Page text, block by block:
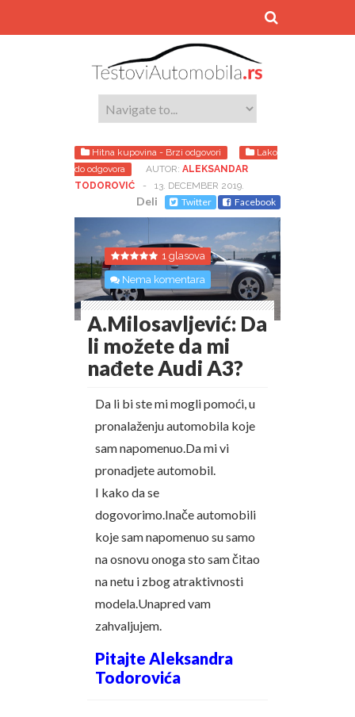
Hitna kupovina - Brzi odgovori
Lako
do odgovora
AUTOR: ALEKSANDAR
TODOROVIĆ
- 13. DECEMBER 2019.
Deli Twitter Facebook
1 glasova
Nema komentara
A.Milosavljević: Da
li možete da mi
nađete Audi A3?
Da li bi ste mi mogli pomoći, u
pronalaženju automobila koje
sam napomenuo.Da mi vi
pronadjete automobil.
I kako da se
dogovorimo.Inače automobili
koje sam napomenuo su samo
na osnovu onoga sto sam čitao
na netu i zbog atraktivnosti
modela.Unapred vam
zahvaljujem.
Pitajte Aleksandra
Todorovića